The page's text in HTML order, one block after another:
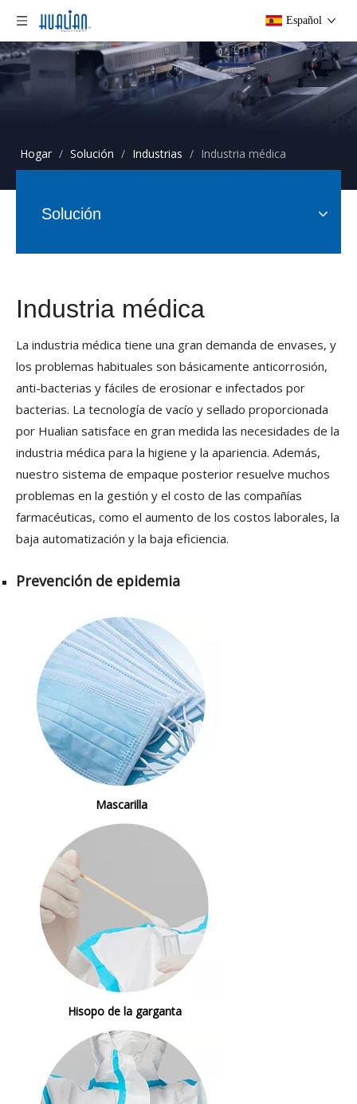
Español
Hogar / Solución / Industrias / Industria médica
Solución
Industria médica
La industria médica tiene una gran demanda de envases, y
los problemas habituales son básicamente anticorrosión,
anti-bacterias y fáciles de erosionar e infectados por
bacterias. La tecnología de vacío y sellado proporcionada
por Hualian satisface en gran medida las necesidades de la
industria médica para la higiene y la apariencia. Además,
nuestro sistema de empaque posterior resuelve muchos
problemas en la gestión y el costo de las compañías
farmacéuticas, como el aumento de los costos laborales, la
baja automatización y la baja eficiencia.
Prevención de epidemia
Mascarilla
Hisopo de la garganta